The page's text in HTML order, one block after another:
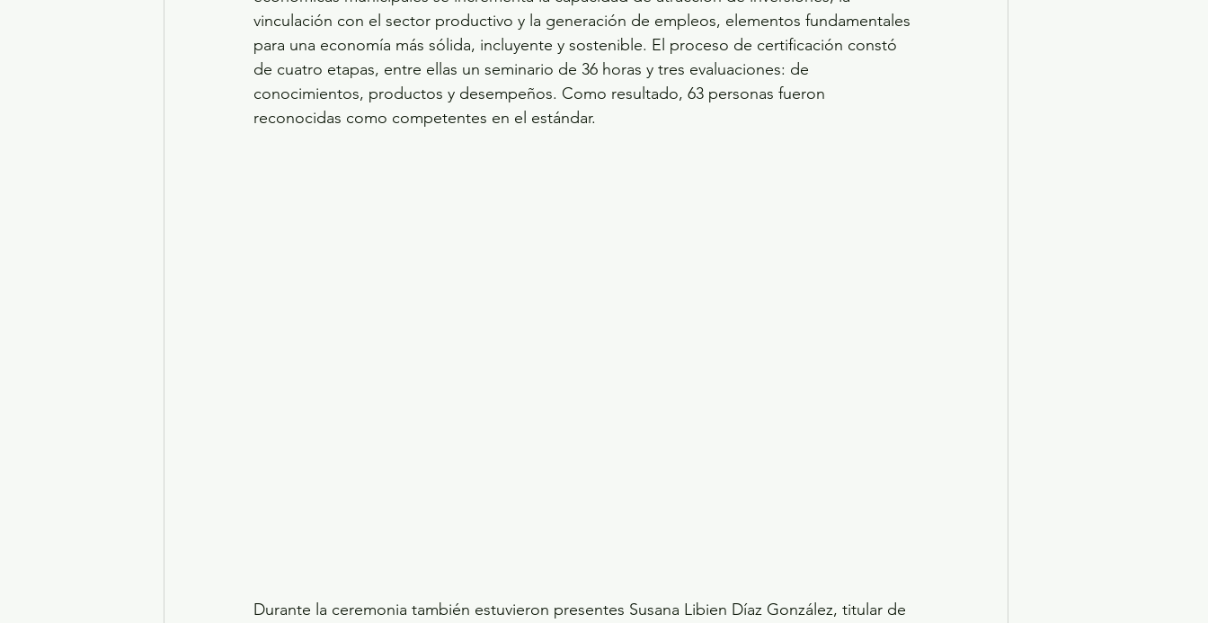
vinculación con el sector productivo y la generación de empleos, elementos fundamentales
para una economía más sólida, incluyente y sostenible. El proceso de certificación constó
de cuatro etapas, entre ellas un seminario de 36 horas y tres evaluaciones: de
conocimientos, productos y desempeños. Como resultado, 63 personas fueron
reconocidas como competentes en el estándar.
Durante la ceremonia también estuvieron presentes Susana Libien Díaz González, titular de